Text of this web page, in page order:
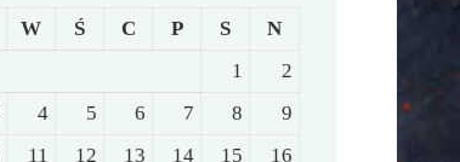
W Ś C P S
N
1
2
4 5 6 7 8
9
11 12 13 14 15
16